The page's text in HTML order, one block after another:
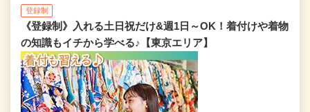
登録制
《登録制》入れる土日祝だけ&週1日～OK！着付けや着物
の知識もイチから学べる♪【東京エリア】